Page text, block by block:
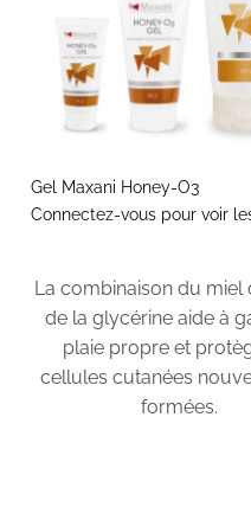
Gel Maxani Honey-O3
Connectez-vous pour voir
La combinaison du miel
de la glycérine aide à
plaie propre et
cellules cutanées
formées.